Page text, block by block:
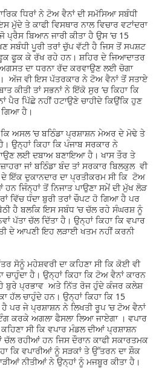
ਧਿਰਾਂ ਨੇ ਟੋਅ ਵੈਨਾਂ ਦੀ ਸਮੱਸਿਆ ਸਬੰਧੀ
ਮੁੱਦੇ ਤੇ ਕਾਫੀ ਵਿਸਥਾਰ ਨਾਲ ਵਿਚਾਰ ਵਟਾਂਦਰਾ
ਬਿਆਨ ਜਾਰੀ ਕੀਤਾ ਹੈ ਉਸ ’ਚ 15
ਸਬੰਧੀ ਪੂਰੀ ਤਰਾਂ ਚੁੱਪ ਵੱਟੀ ਹੈ ਜਿਸ ਤੋਂ ਸਪਸ਼ਟ
ਫੂਕ ਕੇ ਰੱਖ ਰਹੇ ਹਨ। ਸ਼ਹਿਰ ਦੇ ਜਿਆਦਾਤਰ
ਦਾ ਧਰਨਾ ਰੱਦ ਕਰਵਾਉਣ ਲਈ ਚੋਗਾ
ਅੱਜ ਵੀ ਇਸ ਪੱਤਰਕਾਰ ਨੇ ਟੋਅ ਵੈਨਾਂ ਤੋਂ ਸਤਾਏ
ਕੀਤੀ ਤਾਂ ਸਭਨਾਂ ਨੇ ਇੱਕੋ ਸੁਰ ’ਚ ਕਿਹਾ ਕਿ
ਪੈਰ ਪਿੱਛੇ ਨਹੀਂ ਹਟਾਉਣੇ ਚਾਹੀਦੇ ਕਿਉਂਕਿ ਹੁਣ
ਗਿਆ ਹੈ।
ਕਿ ਅਸਲ ’ਚ ਬਠਿੰਡਾ ਪ੍ਰਸ਼ਾਸ਼ਨ ਮੇਅਰ ਦੇ ਮੋਢੇ ਤੇ
ਉਨ੍ਹਾਂ ਕਿਹਾ ਕਿ ਪੰਜਾਬ ਸਰਕਾਰ ਨੇ
ਲਈ ਦਬਾਅ ਬਣਾਇਆ ਹੈ। ਖਾਸ ਤੌਰ ਤੇ
ਜਾਂ ਬਠਿੰਡਾ ਬੰਦ ਤਾਂ ਸਰਕਾਰ ਬਿਲਕੁਲ ਵੀ
ਦੇ ਇੱਕ ਦੁਕਾਨਦਾਰ ਦਾ ਪ੍ਰਤੀਕਰਮ ਸੀ ਕਿ ਟੋਅ
ਜਿੰਨ੍ਹਾਂ ਤੋਂ ਨਿਜਾਤ ਪਾਉਣਾ ਸਮੇਂ ਦੀ ਮੁੱਖ ਲੋੜ
ਵਿੱਚ ਧੰਦਾ ਬੁਰੀ ਤਰਾਂ ਚੌਪਟ ਹੋ ਗਿਆ ਹੈ ਪਰ
ਹੈ ਬਲਕਿ ਇਸ ਸਬੰਧ ’ਚ ਚੱਲ ਰਹੇ ਸੰਘਰਸ਼ ਨੂੰ
ਪੱਤਾ ਚੱਲ ਦਿੱਤਾ ਹੈ। ਉਨ੍ਹਾਂ ਕਿਹਾ ਕਿ ਵਪਾਰ
ਦੇ ਆਪਣੀ ਇਹ ਲੜਾਈ ਖਤਮ ਨਹੀਂ ਕਰਨੀ
ਸੋਨੂੰ ਮਹੇਸ਼ਵਰੀ ਦਾ ਕਹਿਣਾ ਸੀ ਕਿ ਕੋਈ ਵੀ
ਚਾਹੁੰਦਾ ਹੈ। ਉਨ੍ਹਾਂ ਕਿਹਾ ਕਿ ਟੋਅ ਵੈਨਾਂ ਕਾਰਨ
ਬੁਰੇ ਪ੍ਰਭਾਵ ਅਤੇ ਨਿੱਤ ਰੋਜ ਹੁੰਦੇ ਕੰਜਰ ਕਲੇਸ਼
ਹੱਲ ਚਾਹੁੰਦੇ ਹਨ। ਉਨ੍ਹਾਂ ਕਿਹਾ ਕਿ 15
ਪਰ ਜੇ ਪ੍ਰਸ਼ਾਸ਼ਨ ਨੇ ਲਿਖਤੀ ਰੂਪ ’ਚ ਟੋਅ ਵੈਨਾਂ
ਕਰਕੇ ਅਗਲਾ ਫੈਸਲਾ ਲਿਆ ਜਾਏਗਾ । ਵਪਾਰ
ਸੀ ਕਿ ਵਪਾਰ ਮੰਡਲ ਦੀਆਂ ਪ੍ਰਸ਼ਾਸ਼ਨ
ਚੱਲ ਰਹੀਆਂ ਹਨ ਜਿਸ ਦੌਰਾਨ ਕਾਫੀ ਸਕਾਰਤਮਕ
ਕਿ ਵਪਾਰੀਆਂ ਨੂੰ ਸੜਕਾਂ ਤੇ ਉੱਤਰਨ ਦਾ ਸ਼ੌਕ
ਨੀਤੀਆਂ ਨੇ ਉਨ੍ਹਾਂ ਨੂੰ ਮਜਬੂਰ ਕੀਤਾ ਹੈ।